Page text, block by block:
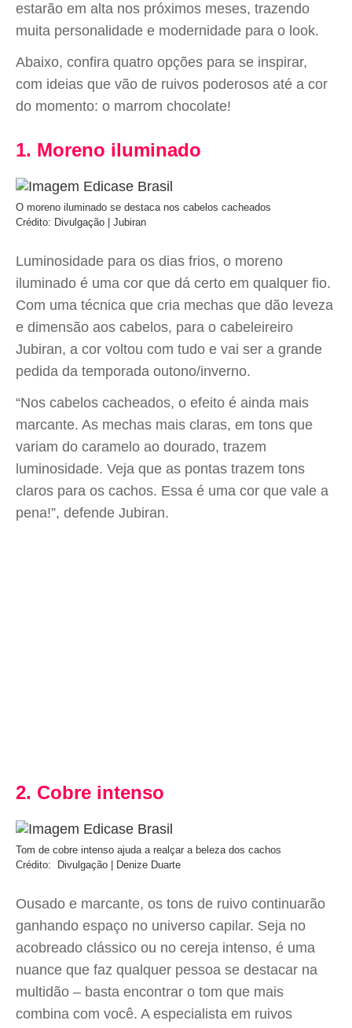
estarão em alta nos próximos meses, trazendo
muita personalidade e modernidade para o look.
Abaixo, confira quatro opções para se inspirar,
com ideias que vão de ruivos poderosos até a cor
do momento: o marrom chocolate!
1. Moreno iluminado
O moreno iluminado se destaca nos cabelos cacheados
Crédito: Divulgação | Jubiran
Luminosidade para os dias frios, o moreno
iluminado é uma cor que dá certo em qualquer fio.
Com uma técnica que cria mechas que dão leveza
e dimensão aos cabelos, para o cabeleireiro
Jubiran, a cor voltou com tudo e vai ser a grande
pedida da temporada outono/inverno.
“Nos cabelos cacheados, o efeito é ainda mais
marcante. As mechas mais claras, em tons que
variam do caramelo ao dourado, trazem
luminosidade. Veja que as pontas trazem tons
claros para os cachos. Essa é uma cor que vale a
pena!”, defende Jubiran.
2. Cobre intenso
Tom de cobre intenso ajuda a realçar a beleza dos cachos
Crédito: Divulgação | Denize Duarte
Ousado e marcante, os tons de ruivo continuarão
ganhando espaço no universo capilar. Seja no
acobreado clássico ou no cereja intenso, é uma
nuance que faz qualquer pessoa se destacar na
multidão – basta encontrar o tom que mais
combina com você. A especialista em ruivos